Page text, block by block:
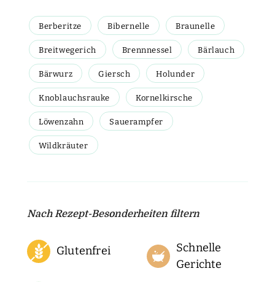
Berberitze Bibernelle Braunelle
Breitwegerich Brennnessel Bärlauch
Bärwurz Giersch Holunder
Knoblauchsrauke Kornelkirsche
Löwenzahn Sauerampfer
Wildkräuter
Nach Rezept-Besonderheiten filtern
Glutenfrei
Schnelle
Gerichte